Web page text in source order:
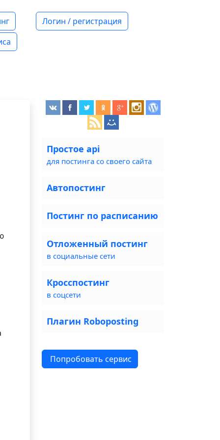
Логин / регистрация
Простое api
для постинга со своего сайта
Автопостинг
Постинг по расписанию
Отложенный постинг
в социальные сети
Кросспостинг
в соцсети
Плагин Roboposting
Попробовать сервис